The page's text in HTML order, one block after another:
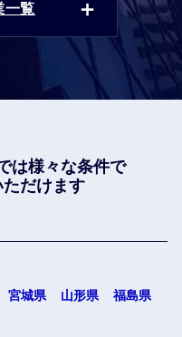
一覧
は様々な条件で
だけます
宮城県 山形県 福島県